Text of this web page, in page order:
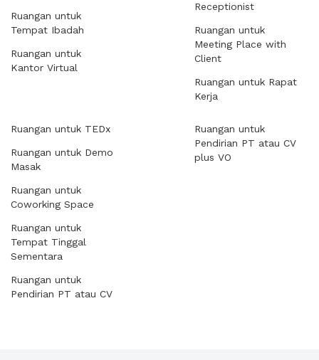
Ruangan untuk
Tempat Ibadah
Ruangan untuk
Kantor Virtual
Receptionist
Ruangan untuk
Meeting Place with
Client
Ruangan untuk Rapat
Kerja
Ruangan untuk TEDx
Ruangan untuk Demo
Masak
Ruangan untuk
Coworking Space
Ruangan untuk
Tempat Tinggal
Sementara
Ruangan untuk
Pendirian PT atau CV
Ruangan untuk
Pendirian PT atau CV
plus VO